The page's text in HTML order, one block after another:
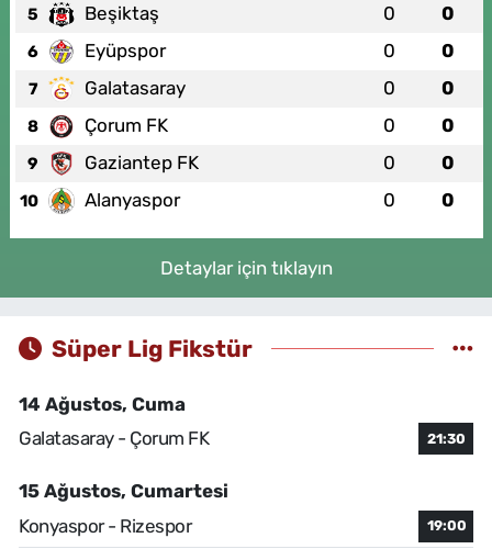
5 Beşiktaş 0 0
6 Eyüpspor 0 0
7 Galatasaray 0 0
8 Çorum FK 0 0
9 Gaziantep FK 0 0
10 Alanyaspor 0 0
Detaylar için tıklayın
Süper Lig Fikstür
14 Ağustos, Cuma
Galatasaray - Çorum FK
21:30
15 Ağustos, Cumartesi
Konyaspor - Rizespor
19:00